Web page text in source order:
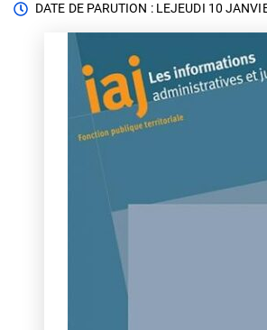
DATE DE PARUTION : LEJEUDI 10